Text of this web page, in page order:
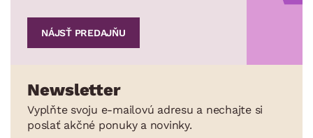
NÁJSŤ PREDAJŇU
Newsletter
Vyplňte svoju e-mailovú adresu a nechajte si
poslať akčné ponuky a novinky.